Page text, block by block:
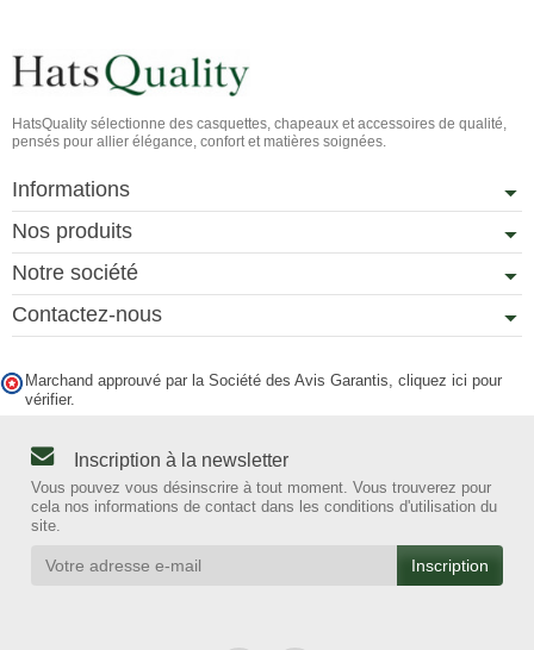
HatsQuality sélectionne des casquettes, chapeaux et accessoires de qualité,
pensés pour allier élégance, confort et matières soignées.
Informations
Nos produits
Notre société
Contactez-nous
Marchand approuvé par la Société des Avis Garantis, cliquez ici pour
vérifier.
Inscription à la newsletter
Vous pouvez vous désinscrire à tout moment. Vous trouverez pour
cela nos informations de contact dans les conditions d'utilisation du
site.